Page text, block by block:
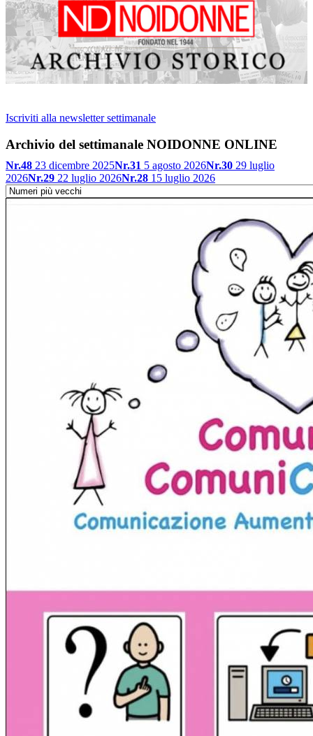
Iscriviti alla newsletter settimanale
Archivio del settimanale NOIDONNE ONLINE
Nr.48 23 dicembre 2025Nr.31 5 agosto 2026Nr.30 29 luglio
2026Nr.29 22 luglio 2026Nr.28 15 luglio 2026